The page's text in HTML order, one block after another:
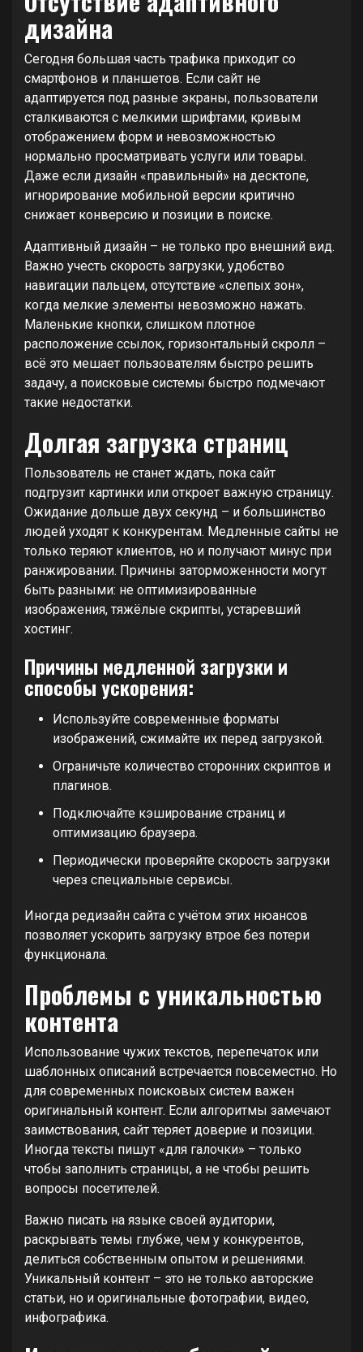
дизайна
Сегодня большая часть трафика приходит со
смартфонов и планшетов. Если сайт не
адаптируется под разные экраны, пользователи
сталкиваются с мелкими шрифтами, кривым
отображением форм и невозможностью
нормально просматривать услуги или товары.
Даже если дизайн «правильный» на десктопе,
игнорирование мобильной версии критично
снижает конверсию и позиции в поиске.
Адаптивный дизайн – не только про внешний вид.
Важно учесть скорость загрузки, удобство
навигации пальцем, отсутствие «слепых зон»,
когда мелкие элементы невозможно нажать.
Маленькие кнопки, слишком плотное
расположение ссылок, горизонтальный скролл –
всё это мешает пользователям быстро решить
задачу, а поисковые системы быстро подмечают
такие недостатки.
Долгая загрузка страниц
Пользователь не станет ждать, пока сайт
подгрузит картинки или откроет важную страницу.
Ожидание дольше двух секунд – и большинство
людей уходят к конкурентам. Медленные сайты не
только теряют клиентов, но и получают минус при
ранжировании. Причины заторможенности могут
быть разными: не оптимизированные
изображения, тяжёлые скрипты, устаревший
хостинг.
Причины медленной загрузки и
способы ускорения:
Используйте современные форматы
изображений, сжимайте их перед загрузкой.
Ограничьте количество сторонних скриптов и
плагинов.
Подключайте кэширование страниц и
оптимизацию браузера.
Периодически проверяйте скорость загрузки
через специальные сервисы.
Иногда редизайн сайта с учётом этих нюансов
позволяет ускорить загрузку втрое без потери
функционала.
Проблемы с уникальностью
контента
Использование чужих текстов, перепечаток или
шаблонных описаний встречается повсеместно. Но
для современных поисковых систем важен
оригинальный контент. Если алгоритмы замечают
заимствования, сайт теряет доверие и позиции.
Иногда тексты пишут «для галочки» – только
чтобы заполнить страницы, а не чтобы решить
вопросы посетителей.
Важно писать на языке своей аудитории,
раскрывать темы глубже, чем у конкурентов,
делиться собственным опытом и решениями.
Уникальный контент – это не только авторские
статьи, но и оригинальные фотографии, видео,
инфографика.